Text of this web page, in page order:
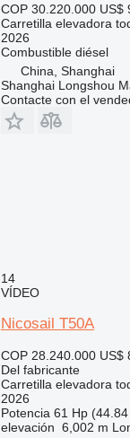
COP 30.220.000 US$
Carretilla elevadora
2026
Combustible diésel
China, Shanghai
Shanghai Longshou
Contacte con el
14
VÍDEO
Nicosail T50A
COP 28.240.000 US$
Del fabricante
Carretilla elevadora
2026
Potencia 61 Hp (44.84
elevación 6,002 m